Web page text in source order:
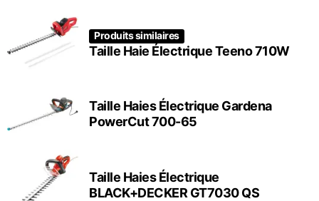
Produits similaires
Taille Haie Électrique Teeno 710W
Taille Haies Électrique Gardena
PowerCut 700-65
Taille Haies Électrique
BLACK+DECKER GT7030 QS